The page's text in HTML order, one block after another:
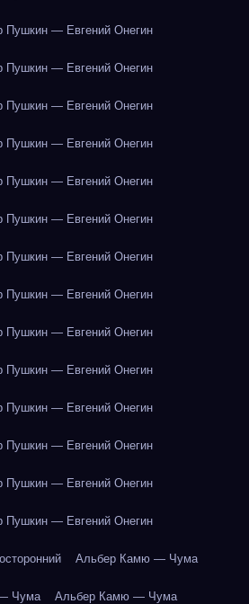
Пушкин — Евгений Онегин
Пушкин — Евгений Онегин
Пушкин — Евгений Онегин
Пушкин — Евгений Онегин
Пушкин — Евгений Онегин
Пушкин — Евгений Онегин
Пушкин — Евгений Онегин
Пушкин — Евгений Онегин
Пушкин — Евгений Онегин
Пушкин — Евгений Онегин
Пушкин — Евгений Онегин
Пушкин — Евгений Онегин
Пушкин — Евгений Онегин
Пушкин — Евгений Онегин
Альбер Камю — Чума
Чума Альбер Камю — Чума